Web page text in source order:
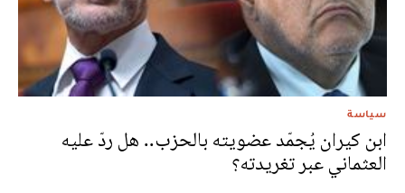
سياسة
ابن كيران يُجمّد عضويته بالحزب.. هل ردّ عليه
العثماني عبر تغريدته؟